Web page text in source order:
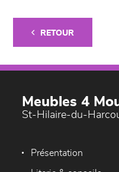
RETOUR
Meubles 4
St-Hilaire-du-
Présentation